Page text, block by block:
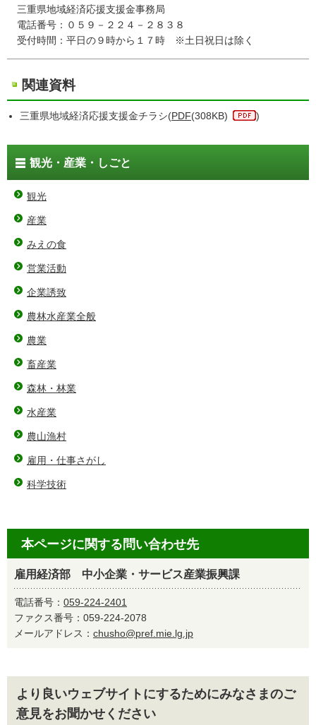
三重県地域経済応援支援金事務局
電話番号：０５９－２２４－２８３８
受付時間：平日の９時から１７時 ※土日祝日は除く
関連資料
三重県地域経済応援支援金チラシ(PDF(308KB) )
観光・産業・しごと
観光
産業
みえの食
営業活動
企業誘致
農林水産業全般
農業
畜産業
森林・林業
水産業
農山漁村
雇用・仕事さがし
科学技術
本ページに関する問い合わせ先
雇用経済部 中小企業・サービス産業振興課
電話番号： 059-224-2401
ファクス番号：059-224-2078
メールアドレス： chusho@pref.mie.lg.jp
より良いウェブサイトにするためにみなさまのご
意見をお聞かせください